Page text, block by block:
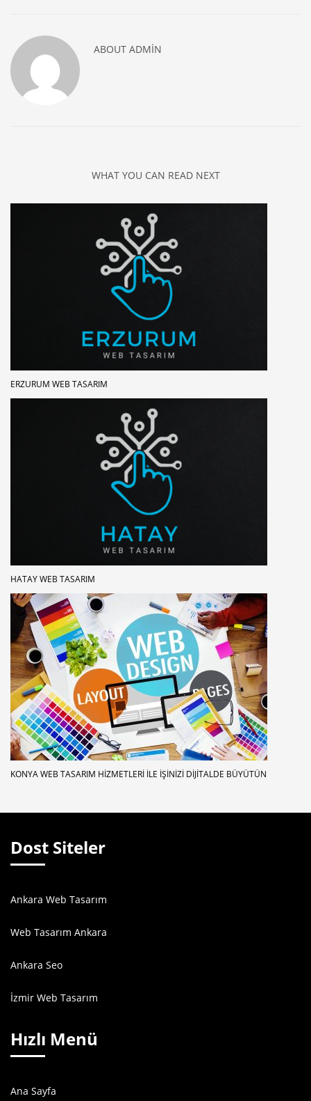
ABOUT ADMIN
WHAT YOU CAN READ NEXT
ERZURUM WEB TASARIM
HATAY WEB TASARIM
KONYA WEB TASARIM HIZMETLERI ILE İŞINIZI DIJITALDE BÜYÜTÜN
Dost Siteler
Ankara Web Tasarım
Web Tasarım Ankara
Ankara Seo
İzmir Web Tasarım
Hızlı Menü
Ana Sayfa